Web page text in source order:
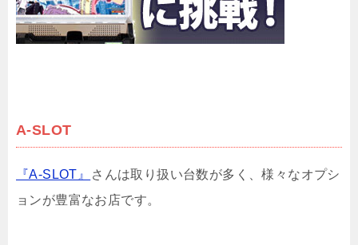
A-SLOT
『A-SLOT』
さんは取り扱い台数が多く、様々なオプシ
ョンが豊富なお店です。